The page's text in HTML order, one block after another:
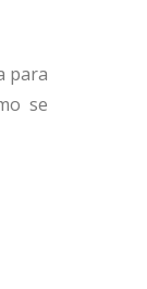
para
se